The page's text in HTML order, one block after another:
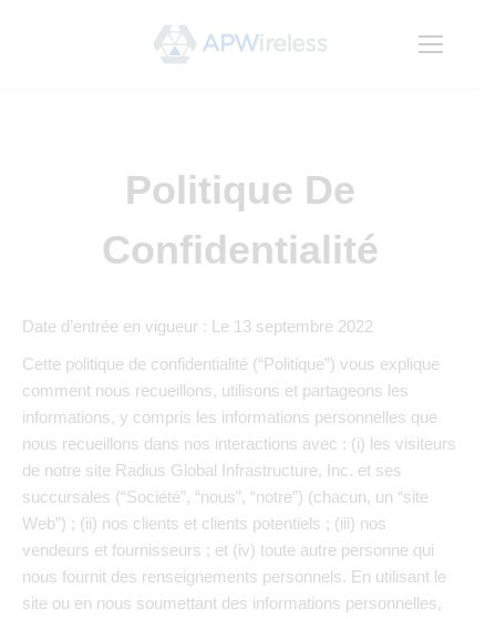
Politique De
Confidentialité
Date d’entrée en vigueur : Le 13 septembre 2022
Cette politique de confidentialité (“Politique”) vous explique
comment nous recueillons, utilisons et partageons les
informations, y compris les informations personnelles que
nous recueillons dans nos interactions avec : (i) les visiteurs
de notre site Radius Global Infrastructure, Inc. et ses
succursales (“Société”, “nous”, “notre”) (chacun, un “site
Web”) ; (ii) nos clients et clients potentiels ; (iii) nos
vendeurs et fournisseurs ; et (iv) toute autre personne qui
nous fournit des renseignements personnels. En utilisant le
site ou en nous soumettant des informations personnelles,